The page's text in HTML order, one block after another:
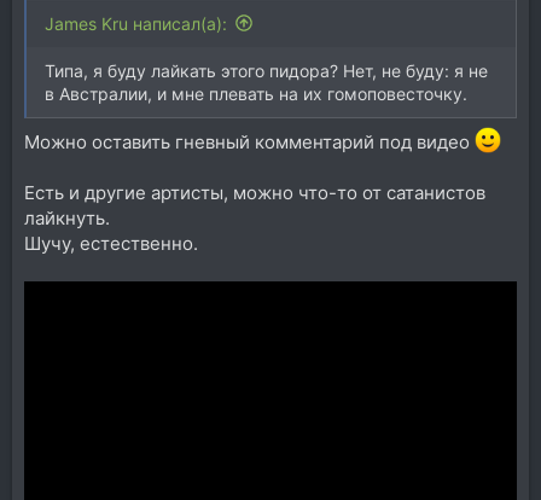
James Kru написал(а):
Типа, я буду лайкать этого пидора? Нет, не буду: я не
в Австралии, и мне плевать на их гомоповесточку.
Можно оставить гневный комментарий под видео
Есть и другие артисты, можно что-то от сатанистов
лайкнуть.
Шучу, естественно.